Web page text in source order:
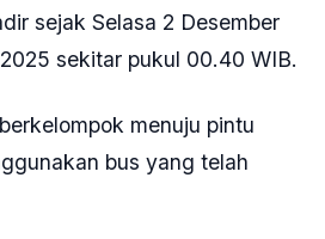
sejak Selasa 2 Desember
sekitar pukul 00.40 WIB.
menuju pintu
bus yang telah